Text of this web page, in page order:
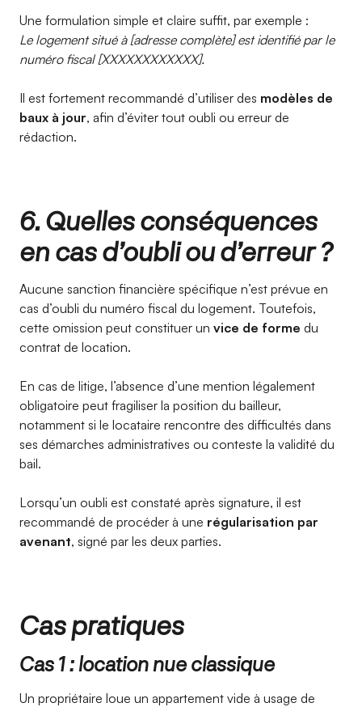
Une formulation simple et claire suffit, par exemple :
Le logement situé à [adresse complète] est identifié par le
numéro fiscal [XXXXXXXXXXXX].
Il est fortement recommandé d’utiliser des modèles de
baux à jour, afin d’éviter tout oubli ou erreur de
rédaction.
6. Quelles conséquences
en cas d’oubli ou d’erreur ?
Aucune sanction financière spécifique n’est prévue en
cas d’oubli du numéro fiscal du logement. Toutefois,
cette omission peut constituer un vice de forme du
contrat de location.
En cas de litige, l’absence d’une mention légalement
obligatoire peut fragiliser la position du bailleur,
notamment si le locataire rencontre des difficultés dans
ses démarches administratives ou conteste la validité du
bail.
Lorsqu’un oubli est constaté après signature, il est
recommandé de procéder à une régularisation par
avenant, signé par les deux parties.
Cas pratiques
Cas 1 : location nue classique
Un propriétaire loue un appartement vide à usage de